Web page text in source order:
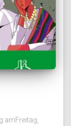
amFreitag,